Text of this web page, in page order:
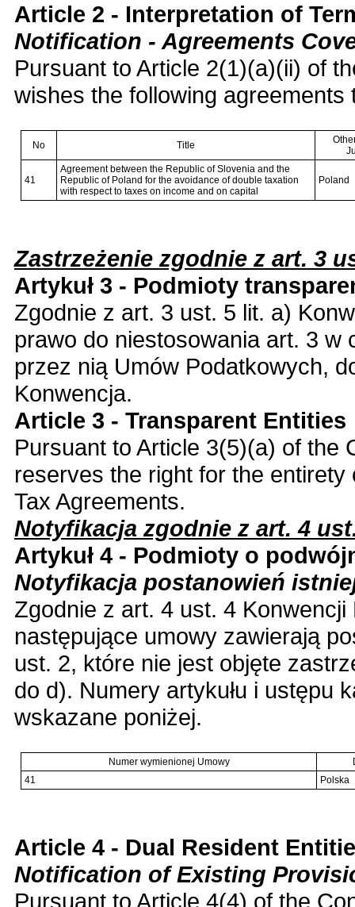
Article 2 - Interpretation of
Notification - Agreements
Pursuant to Article 2(1)(a)(ii) of
wishes the following
No Title
41
Agreement between the Republic of Slovenia and the
Republic of Poland for the avoidance of double taxation
with respect to taxes on income and on capital
Poland
Zastrzeżenie zgodnie z art. 3
Artykuł 3 - Podmioty
Zgodnie z art. 3 ust. 5 lit. a)
prawo do niestosowania art. 3 w
przez nią Umów Podatkowych,
Konwencja.
Article 3 - Transparent Entities
Pursuant to Article 3(5)(a) of the
reserves the right for the
Tax Agreements.
Notyfikacja zgodnie z art. 4
Artykuł 4 - Podmioty o
Notyfikacja postanowień
Zgodnie z art. 4 ust. 4
następujące umowy zawierają
ust. 2, które nie jest objęte
do d). Numery artykułu i ustępu
wskazane poniżej.
Numer wymienionej Umowy
41
Polska
Article 4 - Dual Resident
Notification of Existing
Pursuant to Article 4(4) of the